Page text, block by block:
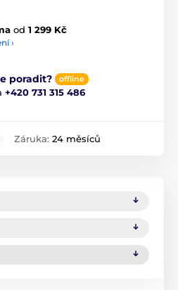
od 1 299 Kč
›
poradit? offline
+420 731 315 486
Záruka: 24 měsíců